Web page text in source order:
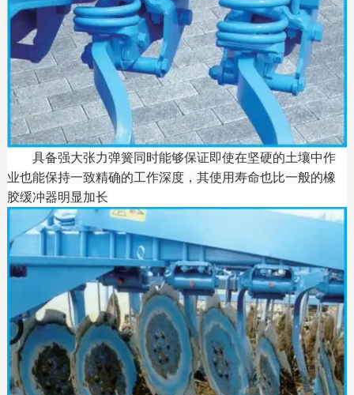
具备强大张力弹簧同时能够保证即使在坚硬的土壤中作
业也能保持一致精确的工作深度，其使用寿命也比一般的橡
胶缓冲器明显加长